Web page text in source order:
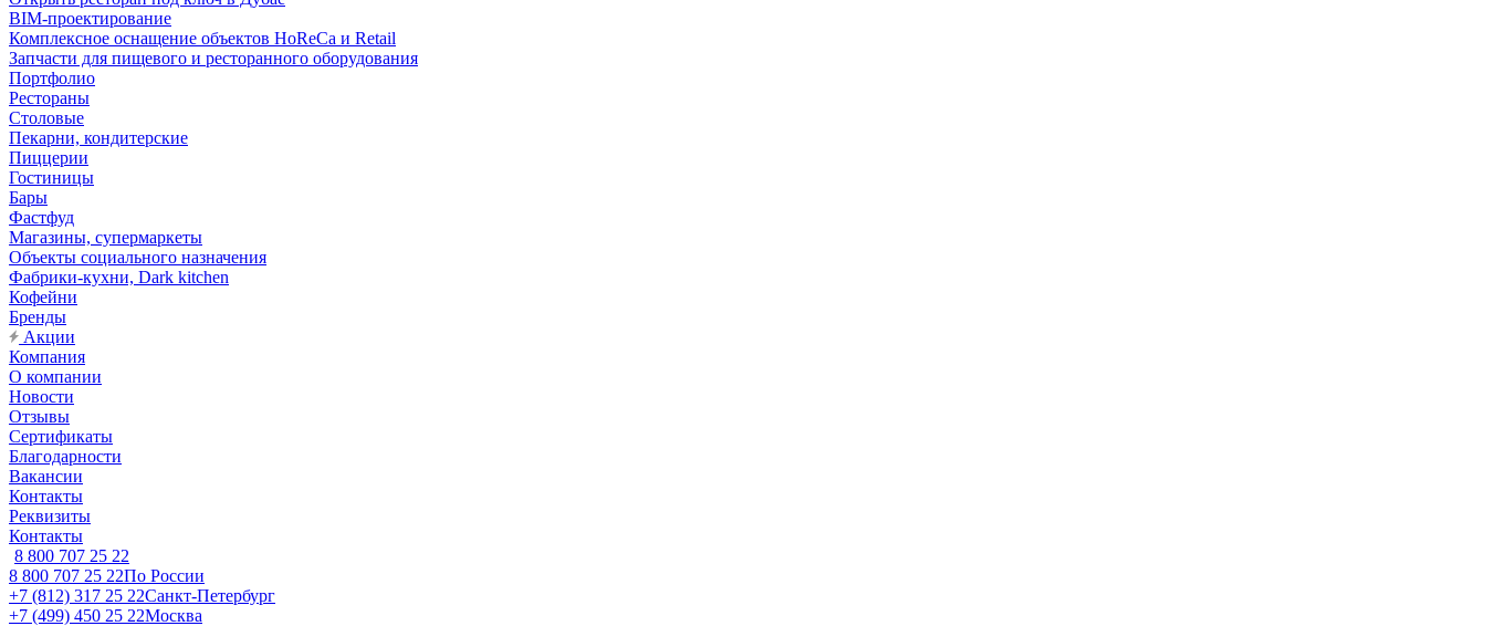
BIM-проектирование
Комплексное оснащение объектов HoReCa и Retail
Запчасти для пищевого и ресторанного оборудования
Портфолио
Рестораны
Столовые
Пекарни, кондитерские
Пиццерии
Гостиницы
Бары
Фастфуд
Магазины, супермаркеты
Объекты социального назначения
Фабрики-кухни, Dark kitchen
Кофейни
Бренды
Акции
Компания
О компании
Новости
Отзывы
Сертификаты
Благодарности
Вакансии
Контакты
Реквизиты
Контакты
8 800 707 25 22
8 800 707 25 22По России
+7 (812) 317 25 22Санкт-Петербург
+7 (499) 450 25 22Москва